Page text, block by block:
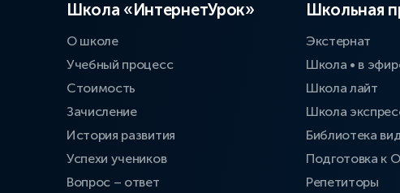
Школа «ИнтернетУрок»
О школе
Учебный процесс
Стоимость
Зачисление
История развития
Успехи учеников
Вопрос – ответ
Школьная
Экстернат
Школа • в
Школа лайт
Школа
Библиотека
Подготовка к
Репетиторы